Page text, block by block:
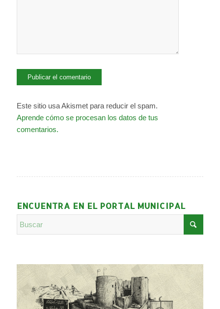
Este sitio usa Akismet para reducir el spam.
Aprende cómo se procesan los datos de tus
comentarios.
ENCUENTRA EN EL PORTAL MUNICIPAL